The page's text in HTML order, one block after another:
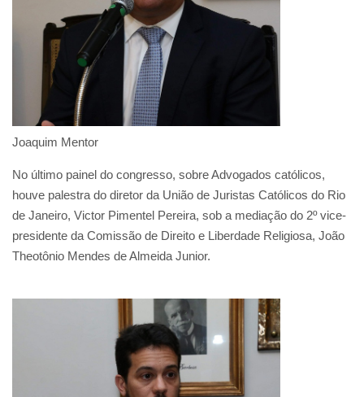
Joaquim Mentor
No último painel do congresso, sobre Advogados católicos,
houve palestra do diretor da União de Juristas Católicos do Rio
de Janeiro, Victor Pimentel Pereira, sob a mediação do 2º vice-
presidente da Comissão de Direito e Liberdade Religiosa, João
Theotônio Mendes de Almeida Junior.